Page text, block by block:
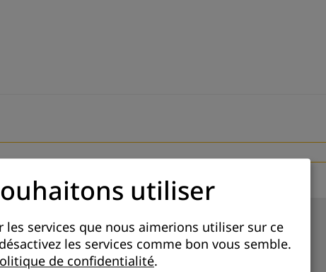
utiliser
services que nous aimerions utiliser sur ce
les services comme bon vous semble.
de confidentialité.